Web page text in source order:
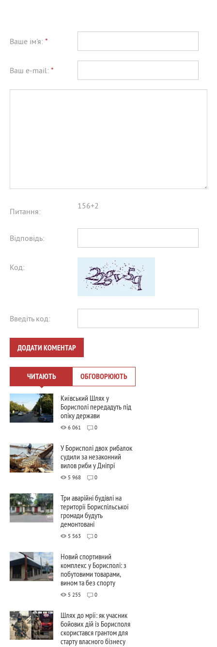
Ваше ім'я: *
Ваш e-mail: *
Питання:
156+2
Відповідь:
Код:
Введіть код:
ДОДАТИ КОМЕНТАР
ЧИТАЮТЬ ОБГОВОРЮЮТЬ
Київський Шлях у
Борисполі передадуть під
опіку держави
6 061 0
У Борисполі двох рибалок
судили за незаконний
вилов риби у Дніпрі
5 968 0
Три аварійні будівлі на
території Бориспільської
громади будуть
демонтовані
5 563 0
Новий спортивний
комплекс у Борисполі: з
побутовими товарами,
вином та без спорту
5 255 0
Шлях до мрії: як учасник
бойових дій із Борисполя
скористався грантом для
старту власного бізнесу